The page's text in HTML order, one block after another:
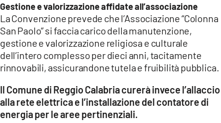
Gestione e valorizzazione affidate all’associazione
La Convenzione prevede che l’Associazione “Colonna
San Paolo” si faccia carico della manutenzione,
gestione e valorizzazione religiosa e culturale
dell’intero complesso per dieci anni, tacitamente
rinnovabili, assicurandone tutela e fruibilità pubblica.
Il Comune di Reggio Calabria curerà invece l’allaccio
alla rete elettrica e l’installazione del contatore di
energia per le aree pertinenziali.